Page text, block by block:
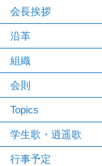
会長挨拶
沿革
組織
会則
Topics
学生歌・逍遥歌
行事予定